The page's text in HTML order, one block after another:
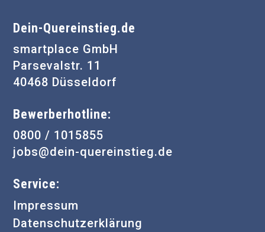
Dein-Quereinstieg.de
smartplace GmbH
Parsevalstr. 11
40468 Düsseldorf
Bewerberhotline:
0800 / 1015855
jobs@dein-quereinstieg.de
Service:
Impressum
Datenschutzerklärung